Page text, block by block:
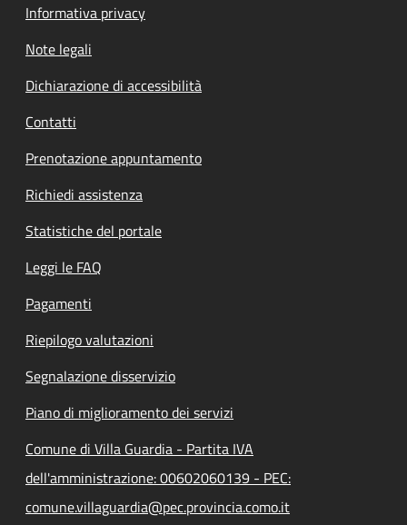
Informativa privacy
Note legali
Dichiarazione di accessibilità
Contatti
Prenotazione appuntamento
Richiedi assistenza
Statistiche del portale
Leggi le FAQ
Pagamenti
Riepilogo valutazioni
Segnalazione disservizio
Piano di miglioramento dei servizi
Comune di Villa Guardia - Partita IVA
dell'amministrazione: 00602060139 - PEC:
comune.villaguardia@pec.provincia.como.it